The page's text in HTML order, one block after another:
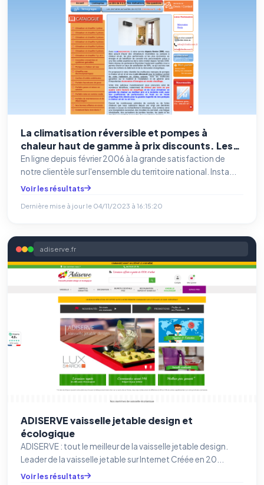
La climatisation réversible et pompes à
chaleur haut de gamme à prix discounts. Les
meilleurs marques : Daikin, Mitsubishi, Airwell.
Installations assurée sur plusieurs régions
françaises.
En ligne depuis février 2006 à la grande satisfaction de
notre clientèle sur l'ensemble du territoire national. Insta...
Voir les résultats
Dernière mise à jour le 04/11/2023 à 16:15:20
adiserve.fr
ADISERVE vaisselle jetable design et
écologique
ADISERVE : tout le meilleur de la vaisselle jetable design.
Leader de la vaisselle jetable sur Internet Créée en 20...
Voir les résultats